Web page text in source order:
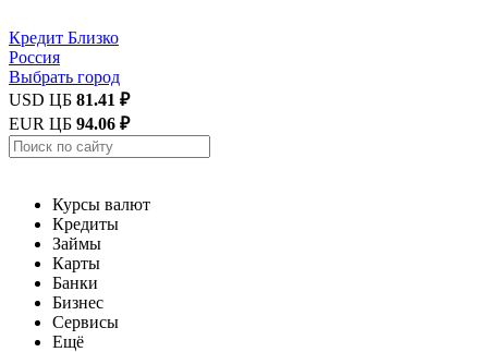
Кредит Близко
Россия
Выбрать город
USD ЦБ 81.41 ₽
EUR ЦБ 94.06 ₽
Курсы валют
Кредиты
Займы
Карты
Банки
Бизнес
Сервисы
Ещё